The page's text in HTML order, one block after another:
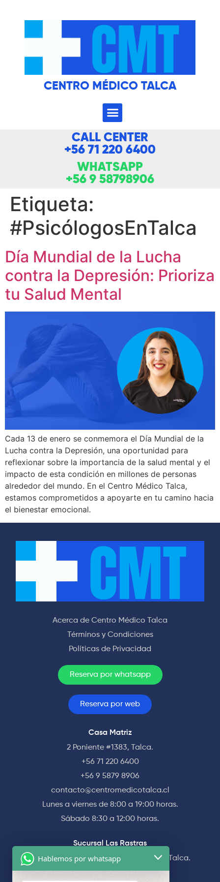
CENTRO MÉDICO TALCA
CALL CENTER
+56 71 220 6400
WHATSAPP
+56 9 58798906
Etiqueta:
#PsicólogosEnTalca
Día Mundial de la Lucha
contra la Depresión: Prioriza
tu Salud Mental
Cada 13 de enero se conmemora el Día Mundial de la
Lucha contra la Depresión, una oportunidad para
reflexionar sobre la importancia de la salud mental y el
impacto de esta condición en millones de personas
alrededor del mundo. En el Centro Médico Talca,
estamos comprometidos a apoyarte en tu camino hacia
el bienestar emocional.
Acerca de Centro Médico Talca
Términos y Condiciones
Políticas de Privacidad
Reserva por whatsapp
Reserva por web
Casa Matriz
2 Poniente #1383, Talca.
+56 71 220 6400
+56 9 5879 8906
contacto@centromedicotalca.cl
Lunes a viernes de 8:00 a 19:00 horas.
Sábado 8:30 a 12:00 horas.
Sucursal Las Rastras
Av. Las Rastras #1565 esquina 5 Norte, Talca.
+56 71 220 6400
Hablemos por whatsapp